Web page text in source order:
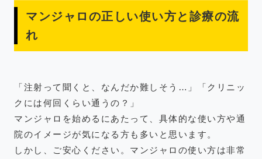
マンジャロの正しい使い方と診療の流
れ
「注射って聞くと、なんだか難しそう…」「クリニッ
クには何回くらい通うの？」
マンジャロを始めるにあたって、具体的な使い方や通
院のイメージが気になる方も多いと思います。
しかし、ご安心ください。マンジャロの使い方は非常